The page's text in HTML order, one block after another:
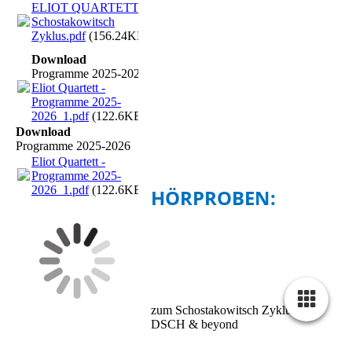
ELIOT QUARTETT -
Schostakowitsch
Zyklus.pdf(156.24KB)
Download
Programme 2025-2026
Eliot Quartett -
Programme 2025-
2026_1.pdf(122.6KB)
Download
Programme 2025-2026
Eliot Quartett -
Programme 2025-
2026_1.pdf(122.6KB) HÖRPROBEN:
zum Schostakowitsch Zyklus:
DSCH & beyond